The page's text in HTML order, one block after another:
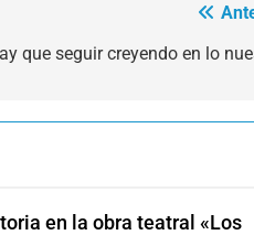
que seguir creyendo en lo
en la obra teatral «Los